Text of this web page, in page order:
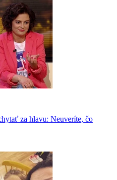
za hlavu: Neuveríte, čo